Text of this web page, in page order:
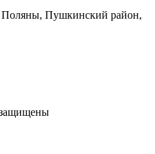
Поляны, Пушкинский район,